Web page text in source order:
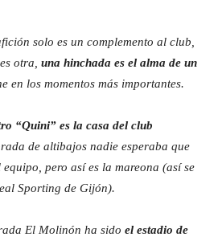
solo es un complemento al club,
otra, una hinchada es el alma de un
en los momentos más importantes.
“Quini” es la casa del club
de altibajos nadie esperaba que
pero así es la mareona (así se
Sporting de Gijón).
El Molinón ha sido el estadio de